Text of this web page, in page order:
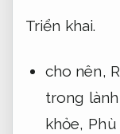
Triển khai.
cho nên,
trong
khỏe,